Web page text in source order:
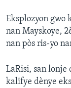
Eksplozyon gwo
nan Mayskoye,
nan pòs ris-yo
LaRisi, san
kalifye dènye